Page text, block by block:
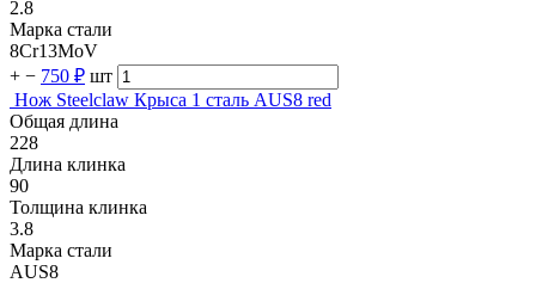
2.8
Марка стали
8Cr13MoV
+ − 750 ₽ шт
Нож Steelclaw Крыса 1 сталь AUS8 red
Общая длина
228
Длина клинка
90
Толщина клинка
3.8
Марка стали
AUS8